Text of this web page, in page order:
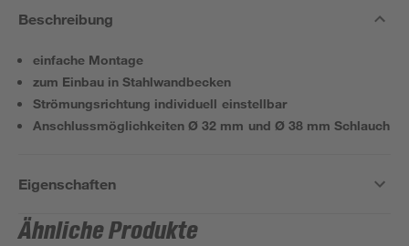
Beschreibung
einfache Montage
zum Einbau in Stahlwandbecken
Strömungsrichtung individuell einstellbar
Anschlussmöglichkeiten Ø 32 mm und Ø 38 mm Schlauch
Eigenschaften
Ähnliche Produkte